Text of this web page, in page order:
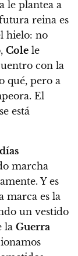
le plantea a
reina es
hielo: no
Cole le
con la
qué, pero a
El
se está
marcha
Y es
marca es la
un vestido
la Guerra